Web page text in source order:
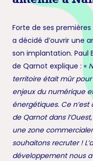
Forte de ses
a décidé d’ouvrir une
son implantation.
de Qarnot explique : «
territoire était mûr
enjeux du numérique
énergétiques. Ce
de Qarnot dans
une zone
souhaitons recruter !
développement nous